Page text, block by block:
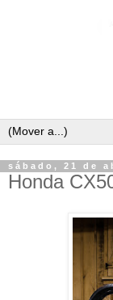
sábado, 21 de
Honda